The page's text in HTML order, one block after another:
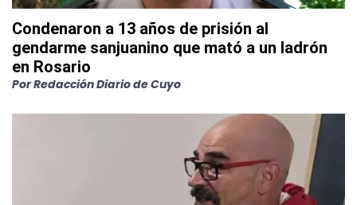
Condenaron a 13 años de prisión al
gendarme sanjuanino que mató a un ladrón
en Rosario
PorRedacción Diario de Cuyo